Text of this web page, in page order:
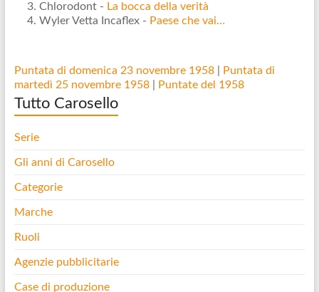
Chlorodont - La bocca della verità
Wyler Vetta Incaflex - Paese che vai…
Puntata di domenica 23 novembre 1958|
Puntata di
martedì 25 novembre 1958| Puntate del 1958
Tutto Carosello
Serie
Gli anni di Carosello
Categorie
Marche
Ruoli
Agenzie pubblicitarie
Case di produzione